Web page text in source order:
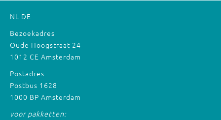
NL DE
Bezoekadres
Oude Hoogstraat 24
1012 CE Amsterdam
Postadres
Postbus 1628
1000 BP Amsterdam
voor pakketten: